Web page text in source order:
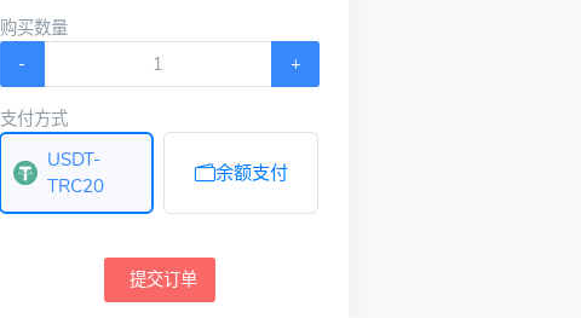
购买数量
-
+
支付方式
USDT-
TRC20
余额支付
提交订单